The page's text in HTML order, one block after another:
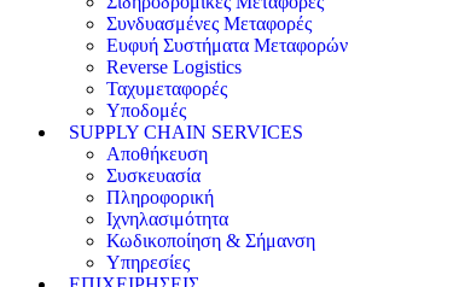
Συνδυασμένες Μεταφορές
Ευφυή Συστήματα Μεταφορών
Reverse Logistics
Ταχυμεταφορές
Υποδομές
SUPPLY CHAIN SERVICES
Αποθήκευση
Συσκευασία
Πληροφορική
Ιχνηλασιμότητα
Κωδικοποίηση & Σήμανση
Υπηρεσίες